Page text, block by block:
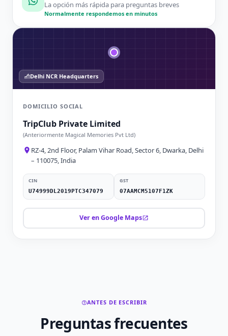
La opción más rápida para preguntas breves
Normalmente respondemos en minutos
Delhi NCR Headquarters
DOMICILIO SOCIAL
TripClub Private Limited
(Anteriormente Magical Memories Pvt Ltd)
RZ-4, 2nd Floor, Palam Vihar Road, Sector 6, Dwarka, Delhi
– 110075, India
CIN
U74999DL2019PTC347079
GST
07AAMCM5107F1ZK
Ver en Google Maps
ANTES DE ESCRIBIR
Preguntas frecuentes